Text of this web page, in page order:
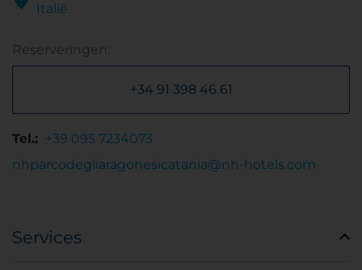
Italië
Reserveringen:
+34 91 398 46 61
Tel.: +39 095 7234073
nhparcodegliaragonesicatania@nh-hotels.com
Services